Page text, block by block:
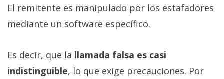
El remitente es manipulado por los estafadores
mediante un software específico.
Es decir, que la llamada falsa es casi
indistinguible, lo que exige precauciones. Por